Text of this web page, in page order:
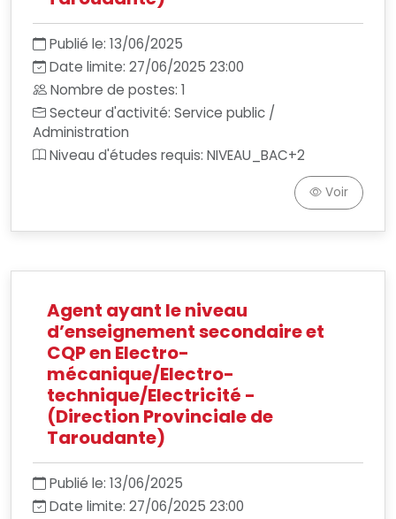
Publié le: 13/06/2025
Date limite: 27/06/2025 23:00
Nombre de postes: 1
Secteur d'activité: Service public /
Administration
Niveau d'études requis: NIVEAU_BAC+2
Voir
Agent ayant le niveau
d’enseignement secondaire et
CQP en Electro-
mécanique/Electro-
technique/Electricité -
(Direction Provinciale de
Taroudante)
Publié le: 13/06/2025
Date limite: 27/06/2025 23:00